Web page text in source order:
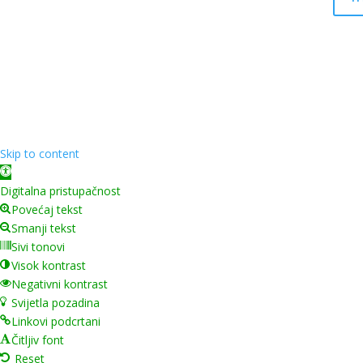
Skip to content
Open toolbar
Digitalna pristupačnost
Povećaj tekst
Smanji tekst
Sivi tonovi
Visok kontrast
Negativni kontrast
Svijetla pozadina
Linkovi podcrtani
Čitljiv font
Reset